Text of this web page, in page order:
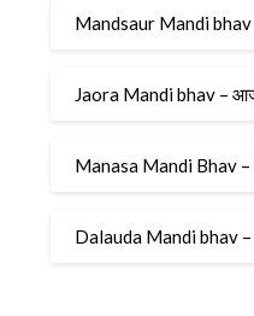
Mandsaur Mandi bhav
Jaora Mandi bhav – आज
Manasa Mandi Bhav –
Dalauda Mandi bhav –